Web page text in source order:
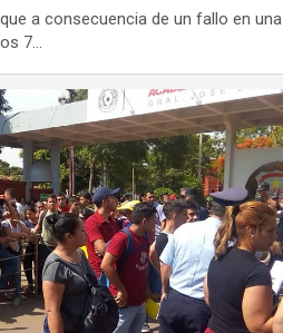
a consecuencia de un fallo en una
7…